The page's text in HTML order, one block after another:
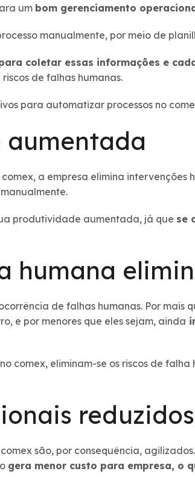
um bom gerenciamento
manualmente, por meio de
coletar essas informações e
de falhas humanas.
para automatizar processos no
aumentada
a empresa elimina intervenções
produtividade aumentada, já que se
humana
de falhas humanas. Por mais
e por menores que eles sejam, ainda
comex, eliminam-se os riscos de falha
reduzidos
são, por consequência,
gera menor custo para empresa, o